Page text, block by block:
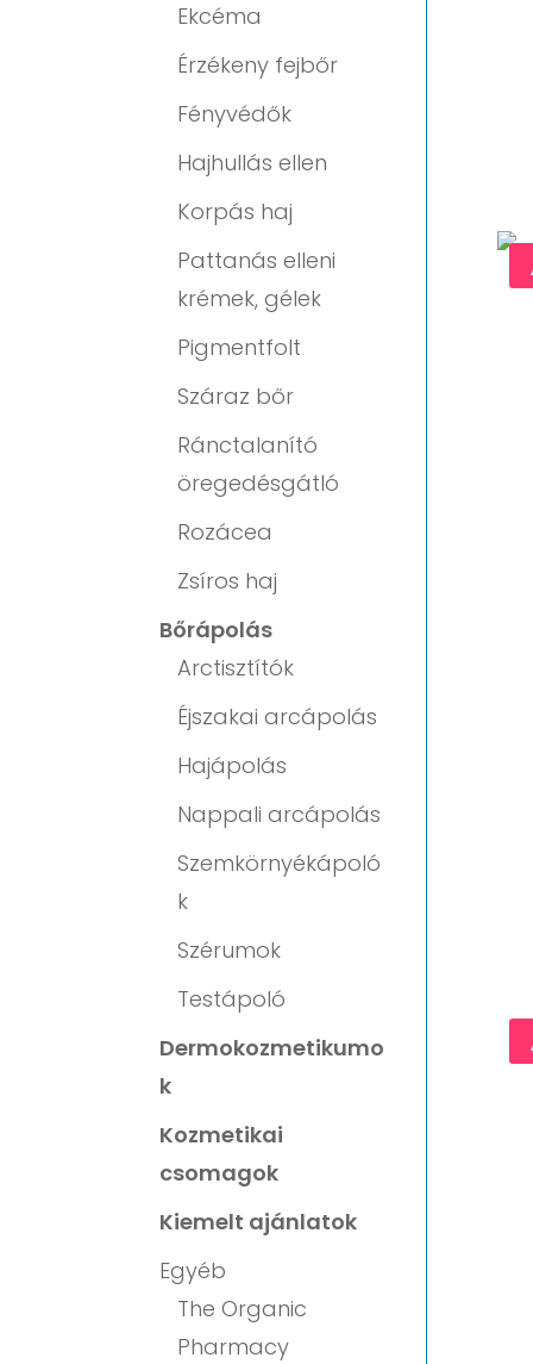
Ekcéma
Érzékeny fejbőr
Fényvédők
Hajhullás ellen
Korpás haj
Pattanás elleni
krémek, gélek
Pigmentfolt
Száraz bőr
Ránctalanító
öregedésgátló
Rozácea
Zsíros haj
Bőrápolás
Arctisztítók
Éjszakai arcápolás
Hajápolás
Nappali arcápolás
Szemkörnyékápoló
k
Szérumok
Testápoló
Dermokozmetikumo
k
Kozmetikai
csomagok
Kiemelt ajánlatok
Egyéb
The Organic
Pharmacy